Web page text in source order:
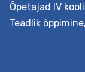
ja
Õpetajad IV
Teadlik õppimine,